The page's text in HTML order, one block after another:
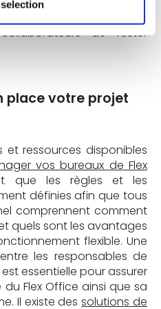
de rester
place votre projet
et ressources disponibles
vos bureaux de Flex
que les règles et les
définies afin que tous
comprennent comment
quels sont les avantages
flexible. Une
les responsables de
essentielle pour assurer
Flex Office ainsi que sa
Il existe dessolutions de